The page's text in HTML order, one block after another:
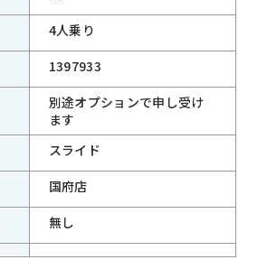
4人乗り
1397933
別途オプションで申し受け
ます
スライド
国府店
無し